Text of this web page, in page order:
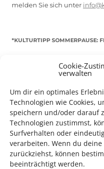
Cookie-
verwalten
Um dir ein optimales
Technologien wie Cookies,
speichern und/oder darauf
Technologien zustimmst,
Surfverhalten oder
verarbeiten. Wenn du
zurückziehst, können
beeinträchtigt werden.
melden Sie sich unter
*KULTURTIPP SOMMERPAUSE:
Auch dieses Jahr findet